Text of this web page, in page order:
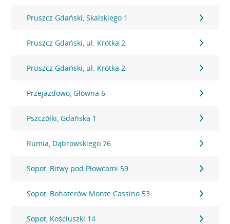
Pruszcz Gdański, Skalskiego 1
Pruszcz Gdański, ul. Krótka 2
Pruszcz Gdański, ul. Krótka 2
Przejazdowo, Główna 6
Pszczółki, Gdańska 1
Rumia, Dąbrowskiego 76
Sopot, Bitwy pod Płowcami 59
Sopot, Bohaterów Monte Cassino 53
Sopot, Kościuszki 14